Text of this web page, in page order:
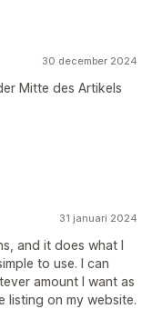
30 december 2024
Mitte des Artikels
31 januari 2024
and it does what I
to use. I can
amount I want as
listing on my website.